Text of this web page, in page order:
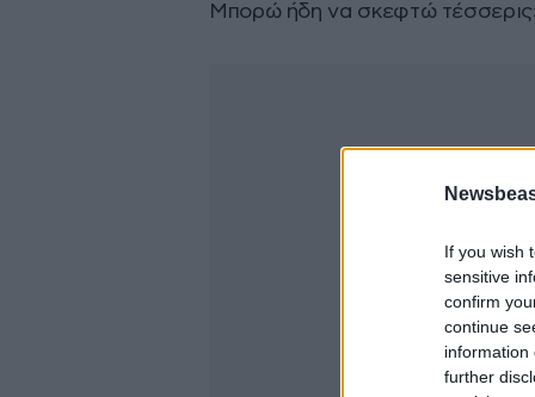
If you wish
sensitive
confirm
continue
information
further
Μπορώ ήδη να σκεφτώ